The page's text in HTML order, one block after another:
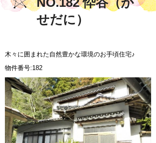
せだに）
木々に囲まれた自然豊かな環境のお手頃住宅♪
物件番号:182